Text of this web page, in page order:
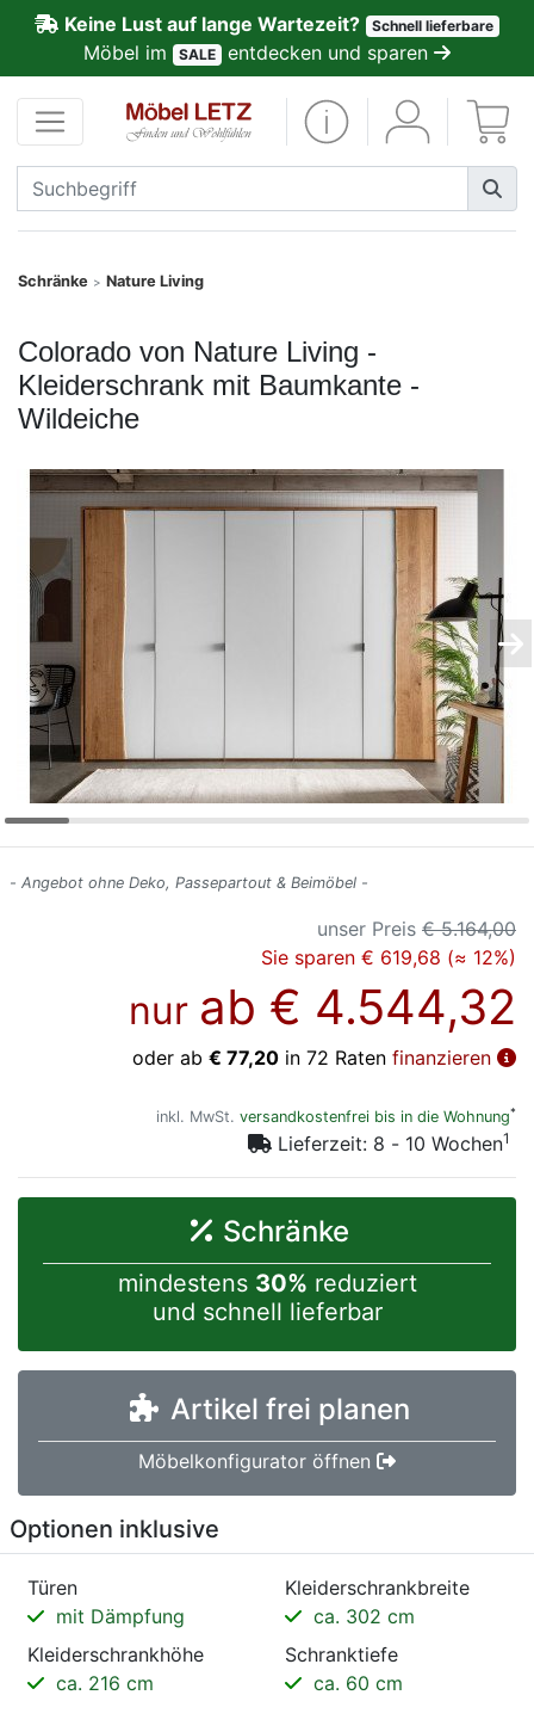
Keine Lust auf lange Wartezeit? Schnell lieferbare
Möbel im SALE entdecken und sparen
Schränke > Nature Living
Colorado von Nature Living -
Kleiderschrank mit Baumkante -
Wildeiche
- Angebot ohne Deko, Passepartout & Beimöbel -
unser Preis € 5.164,00
Sie sparen € 619,68 (≈ 12%)
nur ab € 4.544,32
oder ab € 77,20 in 72 Raten finanzieren
inkl. MwSt. versandkostenfrei bis in die Wohnung*
Lieferzeit: 8 - 10 Wochen1
Schränke
mindestens 30% reduziert
und schnell lieferbar
Artikel frei planen
Möbelkonfigurator öffnen
Optionen inklusive
Türen
mit Dämpfung
Kleiderschrankbreite
ca. 302 cm
Kleiderschrankhöhe
ca. 216 cm
Schranktiefe
ca. 60 cm
Kundenmeinungen
Anmelden
PREMIUM
Schnell
SALE
Möbel-
Konfigurator
0%
Finanzierung
Markenwelt
Letz-
Deals